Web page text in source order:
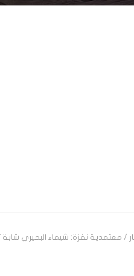
/ معتمدية نفزة: شيماء البحيري